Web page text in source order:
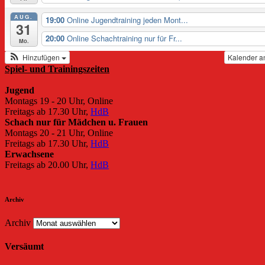
AUG.
31
Mo.
19:00 Online Jugendtraining jeden Mont...
20:00 Online Schachtraining nur für Fr...
Kalender
Hinzufügen
Spiel- und Trainingszeiten
Jugend
Montags 19 - 20 Uhr, Online
Freitags ab 17.30 Uhr, HdB
Schach nur für Mädchen u. Frauen
Montags 20 - 21 Uhr, Online
Freitags ab 17.30 Uhr, HdB
Erwachsene
Freitags ab 20.00 Uhr, HdB
Archiv
Archiv
Versäumt